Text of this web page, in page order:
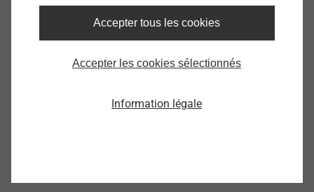
Accepter tous les cookies
Accepter les cookies sélectionnés
Information légale